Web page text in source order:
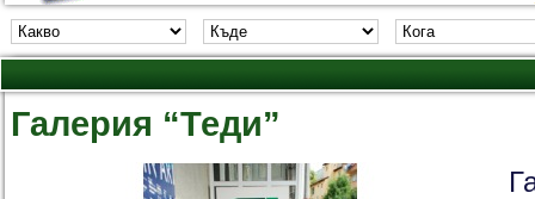
Галерия “Теди”